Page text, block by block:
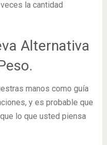
la cantidad
Alternativa
manos como guía
y es probable que
lo que usted piensa